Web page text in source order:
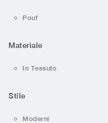
Pouf
Materiale
In Tessuto
Stile
Moderni